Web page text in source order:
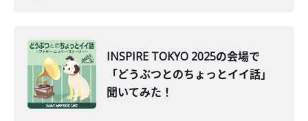
INSPIRE TOKYO 2025の会場で
「どうぶつとのちょっとイイ話」
聞いてみた！